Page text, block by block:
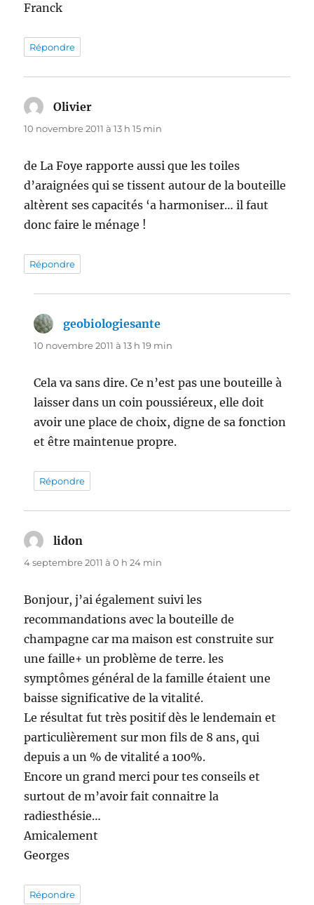
Franck
Répondre
Olivier
10 novembre 2011 à 13 h 15 min
de La Foye rapporte aussi que les toiles
d’araignées qui se tissent autour de la bouteille
altèrent ses capacités ‘a harmoniser… il faut
donc faire le ménage !
Répondre
geobiologiesante
10 novembre 2011 à 13 h 19 min
Cela va sans dire. Ce n’est pas une bouteille à
laisser dans un coin poussiéreux, elle doit
avoir une place de choix, digne de sa fonction
et être maintenue propre.
Répondre
lidon
4 septembre 2011 à 0 h 24 min
Bonjour, j’ai également suivi les
recommandations avec la bouteille de
champagne car ma maison est construite sur
une faille+ un problème de terre. les
symptômes général de la famille étaient une
baisse significative de la vitalité.
Le résultat fut très positif dès le lendemain et
particulièrement sur mon fils de 8 ans, qui
depuis a un % de vitalité a 100%.
Encore un grand merci pour tes conseils et
surtout de m’avoir fait connaitre la
radiesthésie…
Amicalement
Georges
Répondre